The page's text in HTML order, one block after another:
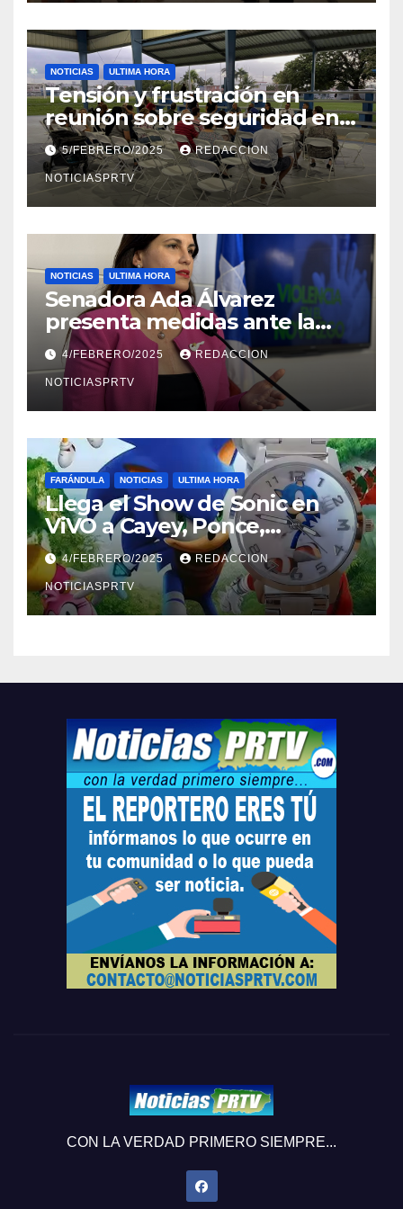
NOTICIAS ULTIMA HORA
Tensión y frustración en
reunión sobre seguridad en
Reparto Metropolitano
5/FEBRERO/2025 REDACCION
NOTICIASPRTV
NOTICIAS ULTIMA HORA
Senadora Ada Álvarez
presenta medidas ante la
violencia en el noviazgo
4/FEBRERO/2025 REDACCION
NOTICIASPRTV
FARÁNDULA NOTICIAS ULTIMA HORA
Llega el Show de Sonic en
ViVO a Cayey, Ponce,
Barceloneta y Humacao,
Relojes gratis para el que
compre ahora….
4/FEBRERO/2025 REDACCION
NOTICIASPRTV
CON LA VERDAD PRIMERO SIEMPRE...